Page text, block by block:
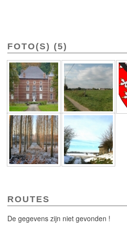
FOTO(S) (5)
ROUTES
De gegevens zijn niet gevonden !